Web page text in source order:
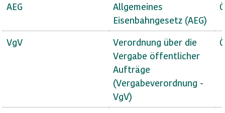
AEG
Allgemeines
Eisenbahngesetz (AEG)
VgV
Verordnung über die
Vergabe öffentlicher
Aufträge
(Vergabeverordnung -
VgV)